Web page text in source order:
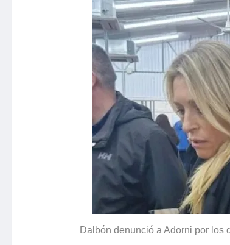
Dalbón denunció a Adorni por